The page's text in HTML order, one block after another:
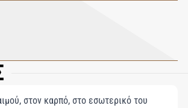
στον καρπό, στο εσωτερικό του